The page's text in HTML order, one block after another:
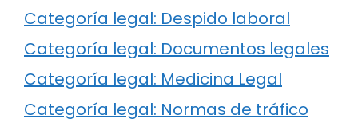
Categoría legal: Despido laboral
Categoría legal: Documentos legales
Categoría legal: Medicina Legal
Categoría legal: Normas de tráfico